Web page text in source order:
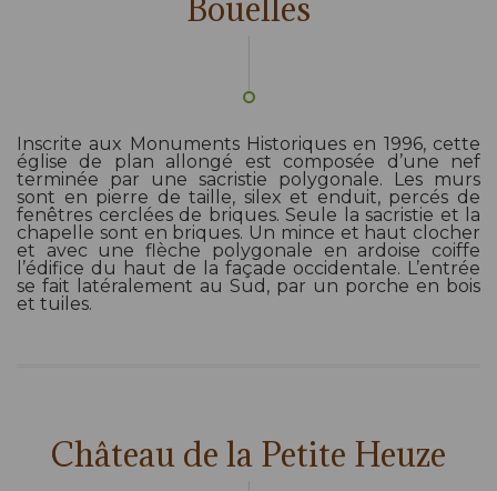
Bouelles
Inscrite aux Monuments Historiques en 1996, cette
église de plan allongé est composée d’une nef
terminée par une sacristie polygonale. Les murs
sont en pierre de taille, silex et enduit, percés de
fenêtres cerclées de briques. Seule la sacristie et la
chapelle sont en briques. Un mince et haut clocher
et avec une flèche polygonale en ardoise coiffe
l’édifice du haut de la façade occidentale. L’entrée
se fait latéralement au Sud, par un porche en bois
et tuiles.
Château de la Petite Heuze